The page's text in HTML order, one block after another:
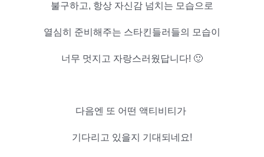
불구하고, 항상 자신감 넘치는 모습으로
열심히 준비해주는 스타킨들러들의 모습이
너무 멋지고 자랑스러웠답니다! 🙂
다음엔 또 어떤 액티비티가
기다리고 있을지 기대되네요!